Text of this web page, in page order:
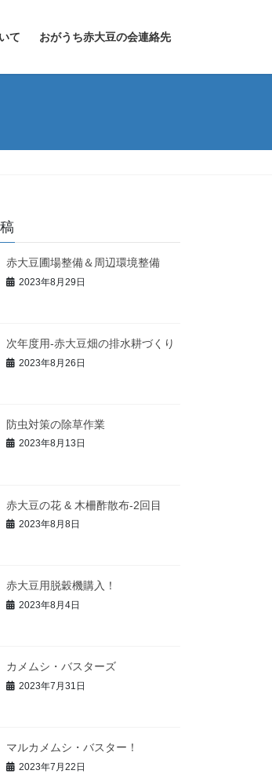
て おがうち赤大豆の会連絡先
赤大豆圃場整備＆周辺環境整備
2023年8月29日
次年度用-赤大豆畑の排水耕づくり
2023年8月26日
防虫対策の除草作業
2023年8月13日
赤大豆の花 & 木柵酢散布-2回目
2023年8月8日
赤大豆用脱穀機購入！
2023年8月4日
カメムシ・バスターズ
2023年7月31日
マルカメムシ・バスター！
2023年7月22日